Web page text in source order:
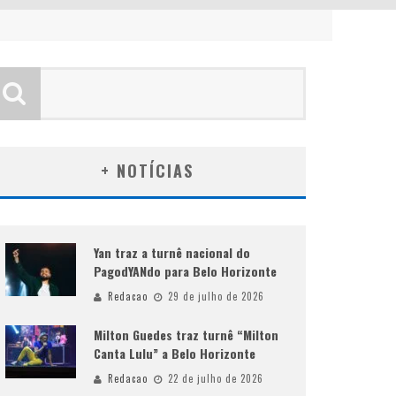
+ NOTÍCIAS
Yan traz a turnê nacional do
PagodYANdo para Belo Horizonte
Redacao 29 de julho de 2026
Milton Guedes traz turnê “Milton
Canta Lulu” a Belo Horizonte
Redacao 22 de julho de 2026